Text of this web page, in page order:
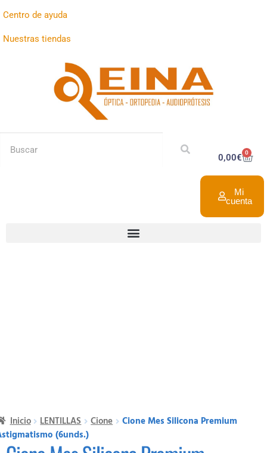
Centro de ayuda
Nuestras tiendas
0,00€ 0
Mi
cuenta
Inicio LENTILLAS Cione
Cione Mes Silicona Premium
(6unds.)